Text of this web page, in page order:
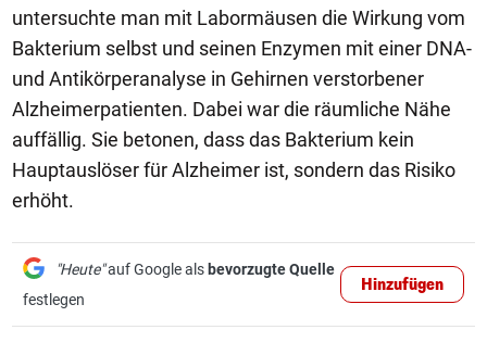
untersuchte man mit Labormäusen die Wirkung vom
Bakterium selbst und seinen Enzymen mit einer DNA-
und Antikörperanalyse in Gehirnen verstorbener
Alzheimerpatienten. Dabei war die räumliche Nähe
auffällig. Sie betonen, dass das Bakterium kein
Hauptauslöser für Alzheimer ist, sondern das Risiko
erhöht.
"Heute"auf Google als bevorzugte Quelle
festlegen
Hinzufügen